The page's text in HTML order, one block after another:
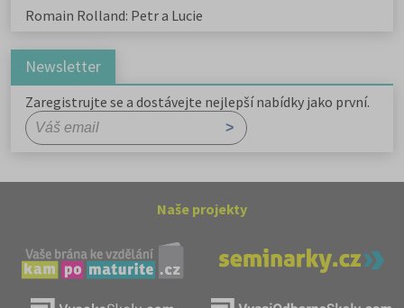
Romain Rolland: Petr a Lucie
Newsletter
Zaregistrujte se a dostávejte nejlepší nabídky jako první.
Naše projekty